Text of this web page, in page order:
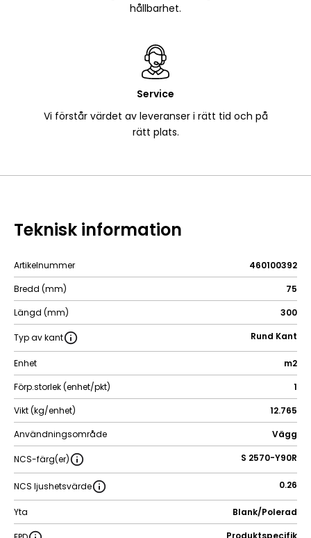
hållbarhet.
Service
Vi förstår värdet av leveranser i rätt tid och på
rätt plats.
Teknisk information
Artikelnummer
460100392
Bredd (mm)
75
Längd (mm)
300
Typ av kant Rund Kant
Enhet
m2
Förp.storlek (enhet/pkt)
1
Vikt (kg/enhet)
12.765
Användningsområde
Vägg
NCS-färg(er) S 2570-Y90R
NCS ljushetsvärde 0.26
Yta Blank/Polerad
Produktspecifik